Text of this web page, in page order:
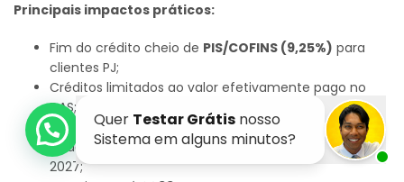
Principais impactos práticos:
Fim do crédito cheio de PIS/COFINS (9,25%) para
clientes PJ;
Créditos limitados ao valor efetivamente pago no
DAS;
Maior impacto para empresasB2B;
Criação doSimples Nacional Híbrido
a partir de
2027;